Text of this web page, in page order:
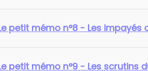
petit mémo n°8 - Les impayés
petit mémo n°9 - Les scrutins